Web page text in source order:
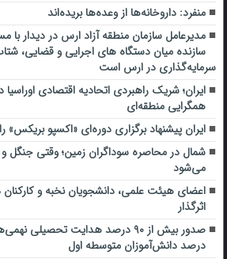
منفرد: داروخانه‌ها از وعده‌ها بریده‌اند
مدیرعامل سازمان منطقه آزاد ارس در دیدار با
سازنده میان دستگاه‌ های اجرایی و قضایی،
سرمایه‌گذاری در ارس است
ایران؛ شریک راهبردی اتحادیه اقتصادی
همگرایی منطقه‌ای
ایران پیشنهاد برگزاری دوره‌ای «اکسپو بریکس» را
شمال در محاصره سوداگران زمین؛ وقتی جنگل و
می‌شود
اعضای هیئت علمی، دانشجویان نخبه و
اثرگذار
درصد دانش‌آموزان متوسطه اول